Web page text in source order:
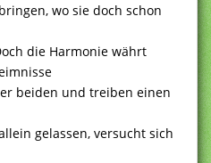
wo sie doch schon
die Harmonie währt
beiden und treiben einen
gelassen, versucht sich